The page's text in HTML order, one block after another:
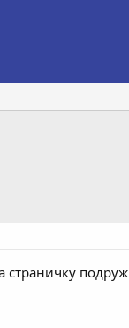
страничку